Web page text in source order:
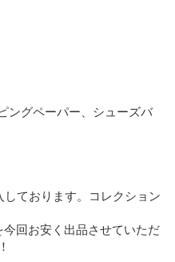
ングペーパー、シューズバ
ております。コレクション
回お安く出品させていただ